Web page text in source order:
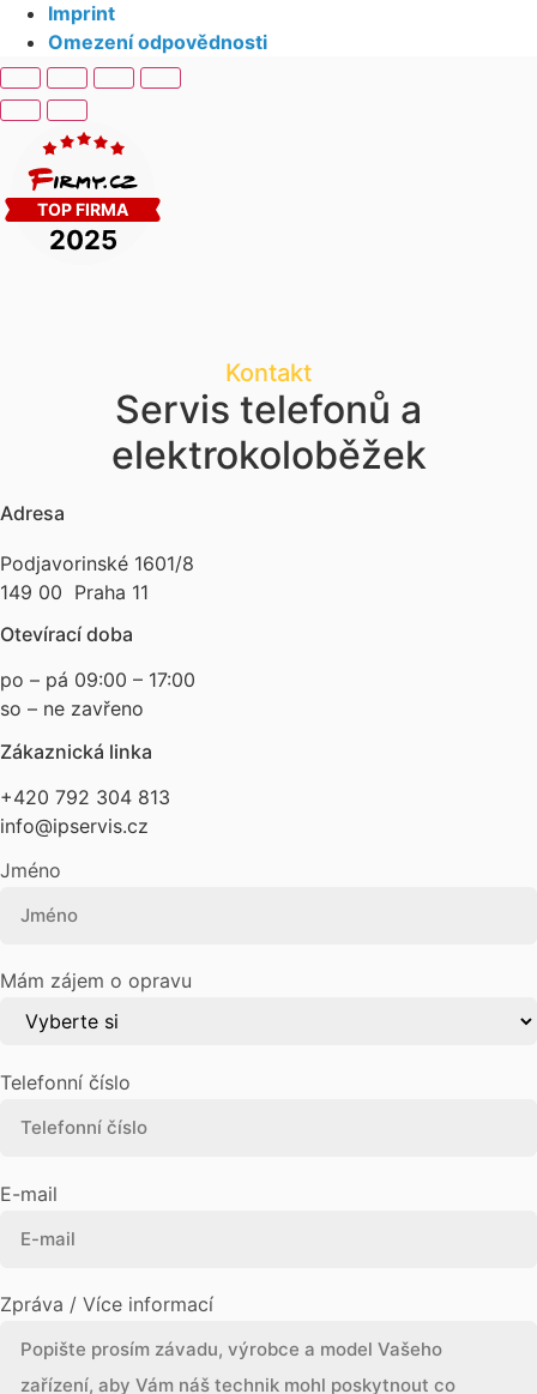
Imprint
Omezení odpovědnosti
Kontakt
Servis telefonů a
elektrokoloběžek
Adresa
Podjavorinské 1601/8
149 00 Praha 11
Otevírací doba
po – pá 09:00 – 17:00
so – ne zavřeno
Zákaznická linka
+420 792 304 813
info@ipservis.cz
Jméno
Mám zájem o opravu
Telefonní číslo
E-mail
Zpráva / Více informací